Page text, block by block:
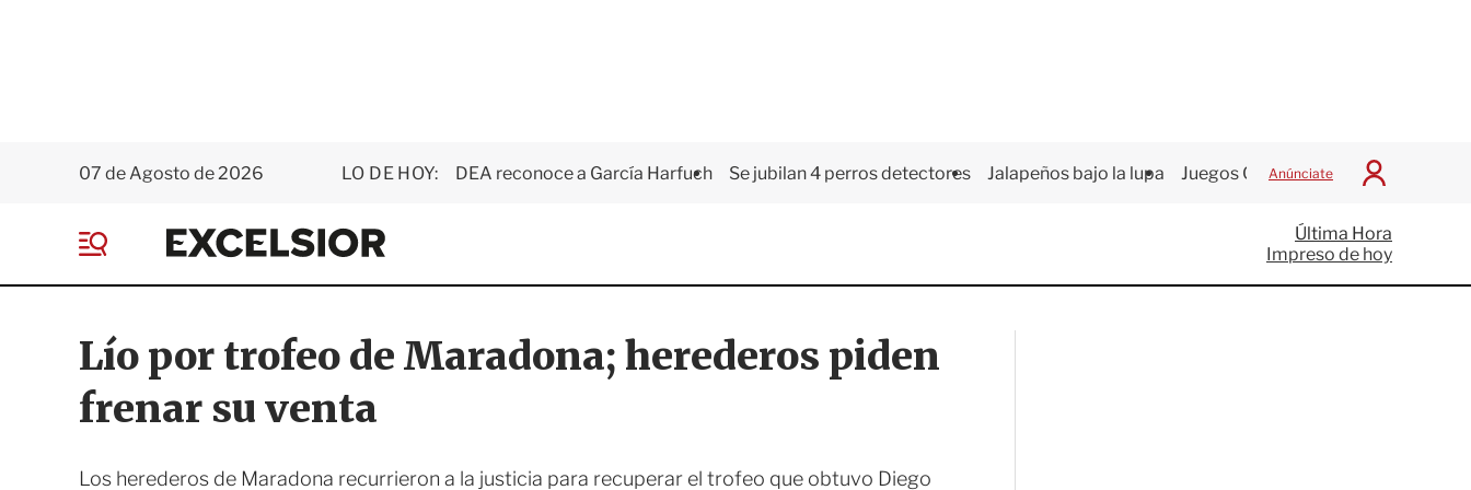
07 de Agosto de 2026 LO DE HOY: DEA reconoce a García Harfuch Se jubilan 4 perros detectores Jalapeños bajo la lupa Juegos Centroamericanos
Anúnciate
I
c
i
a
E
x
e
i
o
e
Última Hora
Impreso de hoy
Lío por trofeo de Maradona; herederos piden
frenar su venta
Los herederos de Maradona recurrieron a la justicia para recuperar el trofeo que obtuvo Diego